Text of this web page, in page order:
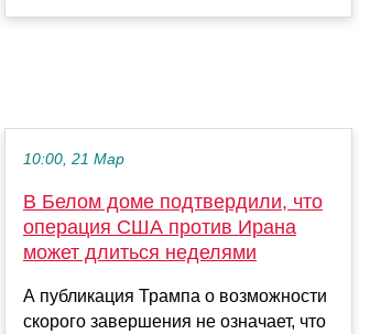
10:00, 21 Мар
В Белом доме подтвердили, что
операция США против Ирана
может длиться неделями
А публикация Трампа о возможности
скорого завершения не означает, что